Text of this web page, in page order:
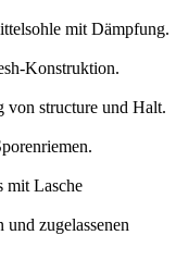
mit Dämpfung.
Konstruktion.
von structure und Halt.
mit Lasche
zugelassenen